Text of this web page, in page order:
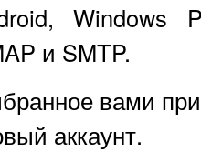
Windows
и SMTP.
вами
аккаунт.